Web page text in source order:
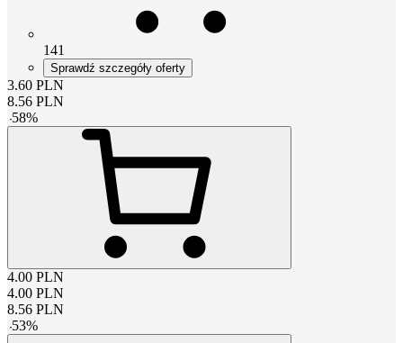
141
Sprawdź szczegóły oferty
3.60 PLN
8.56 PLN
-58%
4.00 PLN
4.00 PLN
8.56 PLN
-53%